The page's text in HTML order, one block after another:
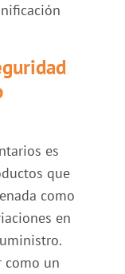
es
que
como
en
como un